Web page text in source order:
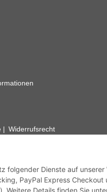
folgender Dienste auf unserer
PayPal Express
Weitere Details finden Sie
Widerrufsrecht
der Artikel können